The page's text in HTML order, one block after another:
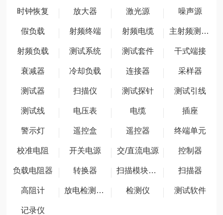
时钟恢复 放大器 激光源 噪声源
假负载 射频终端 射频电缆 主射频测试包
射频负载 测试系统 测试套件 干式端接
衰减器 冷却负载 连接器 采样器
测试器 扫描仪 测试探针 测试引线
测试线 电压表 电缆 插座
警示灯 遥控盒 遥控器 终端单元
校准电阻 开关电源 交/直流电源 控制器
负载电阻器 转换器 扫描模块机架 扫描器
高阻计 放电检测功能 检测仪 测试软件
记录仪